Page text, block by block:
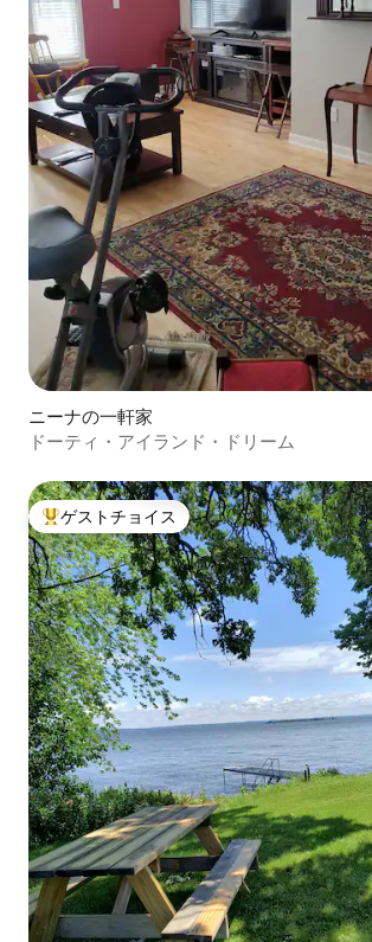
ニーナの一軒家
ドーティ・アイランド・ドリーム
大好評のゲストチョイスです。
ゲストチョイス